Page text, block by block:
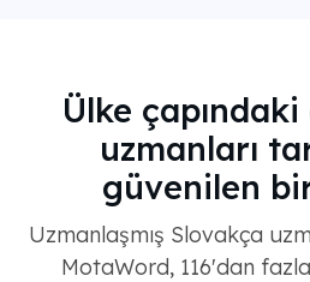
Ülke
uzmanları
güvenilen
Uzmanlaşmış Slovakça
MotaWord, 116'dan